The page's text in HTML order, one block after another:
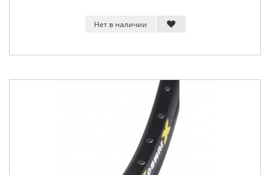
Нет в наличии